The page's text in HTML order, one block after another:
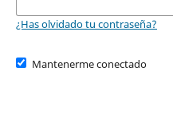
¿Has olvidado tu contraseña?
Mantenerme conectado